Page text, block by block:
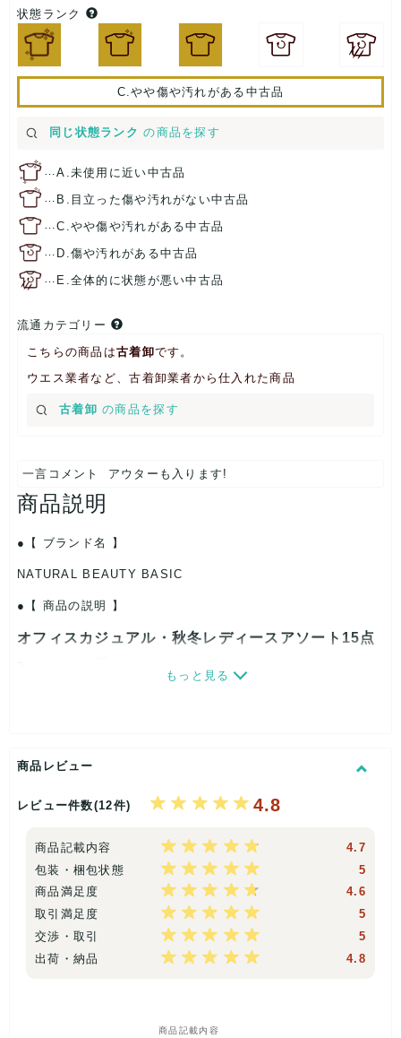
状態ランク
C.やや傷や汚れがある中古品
同じ状態ランク の商品を探す
…A.未使用に近い中古品
… B.目立った傷や汚れがない中古品
…C.やや傷や汚れがある中古品
… D.傷や汚れがある中古品
… E.全体的に状態が悪い中古品
流通カテゴリー
こちらの商品は古着卸です。
ウエス業者など、古着卸業者から仕入れた商品
古着卸 の商品を探す
一言コメント アウターも入ります!
商品説明
【 ブランド名 】
NATURAL BEAUTY BASIC
【 商品の説明 】
オフィスカジュアル・秋冬レディース アソート15点
◆キレイめに使える ◆仕事の後、そのままお
選!百貨店」などをご購入頂き、オフィカジ希望の旨コメントに
てお知らせください。在庫状況により、ご希望に添えない場合
もありますが、できるだけ考慮させて頂きます。
リユース品のためタグ付き商品も入る事がありますが、あくま
で一度人の手に渡った新古品となりますのでご理解ください。
在庫は毎日変動するため、シーズンやカテゴリ等の中身に偏り
もっと見る
商品レビュー
レビュー件数(12件) 4.8
商品記載内容
4.7
包装・梱包状態
5
商品満足度
4.6
取引満足度
5
交渉・取引
5
出荷・納品
4.8